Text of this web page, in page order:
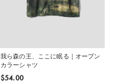
我ら森の王、ここに眠る｜オープン
カラーシャツ
$‌54.00